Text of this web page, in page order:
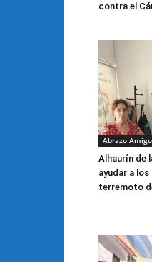
contra el
Abrazo Amigo
Alhaurín de
ayudar a
terremoto